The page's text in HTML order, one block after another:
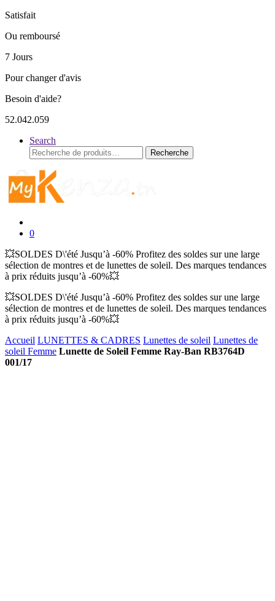
Satisfait
Ou remboursé
7 Jours
Pour changer d'avis
Besoin d'aide?
52.042.059
Search
Recherche
pour :
Recherche
0
💥SOLDES D\'été Jusqu’à -60% Profitez des soldes sur une large
sélection de montres et de lunettes de soleil. Des marques tendances
à prix réduits jusqu’à -60%💥
💥SOLDES D\'été Jusqu’à -60% Profitez des soldes sur une large
sélection de montres et de lunettes de soleil. Des marques tendances
à prix réduits jusqu’à -60%💥
Accueil LUNETTES & CADRES Lunettes de soleil Lunettes de
soleil Femme Lunette de Soleil Femme Ray-Ban RB3764D
001/17